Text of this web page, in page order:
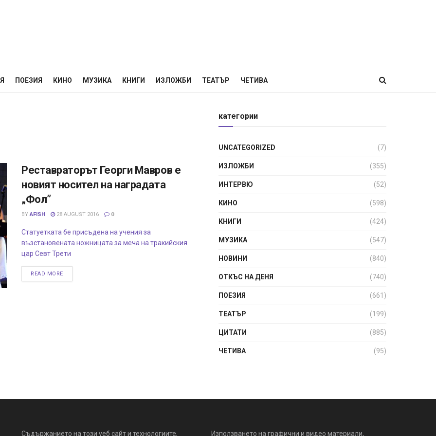
ПОЕЗИЯ КИНО МУЗИКА КНИГИ ИЗЛОЖБИ ТЕАТЪР ЧЕТИВА
Реставраторът Георги Мавров е
новият носител на наградата
„Фол”
BY AFISH 28 AUGUST 2016 0
Статуетката бе присъдена на учения за
възстановената ножницата за меча на тракийския
цар Севт Трети
READ MORE
категории
UNCATEGORIZED (7)
ИЗЛОЖБИ (355)
ИНТЕРВЮ (52)
КИНО (598)
КНИГИ (424)
МУЗИКА (547)
НОВИНИ (840)
ОТКЪС НА ДЕНЯ (740)
ПОЕЗИЯ (661)
ТЕАТЪР (199)
ЦИТАТИ (885)
ЧЕТИВА (95)
Съдържанието на този уеб сайт и технологиите, Използването на графични и видео материали,